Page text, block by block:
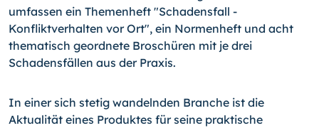
umfassen ein Themenheft "Schadensfall -
Konfliktverhalten vor Ort", ein Normenheft und acht
thematisch geordnete Broschüren mit je drei
Schadensfällen aus der Praxis.
In einer sich stetig wandelnden Branche ist die
Aktualität eines Produktes für seine praktische